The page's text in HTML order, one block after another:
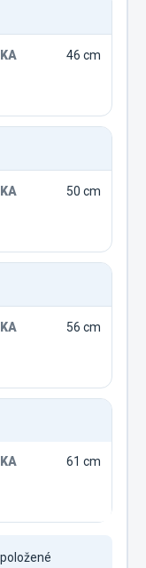
46 cm
50 cm
56 cm
61 cm